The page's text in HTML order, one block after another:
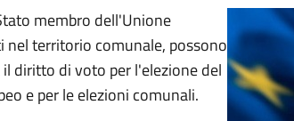
membro dell'Unione
nel territorio comunale, possono
diritto di voto per l'elezione del
e per le elezioni comunali.